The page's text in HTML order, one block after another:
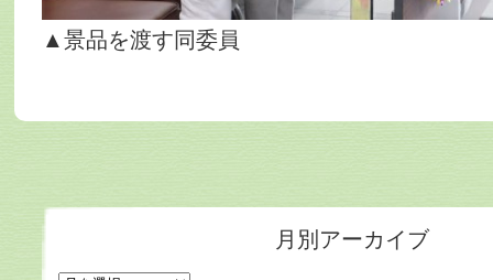
▲景品を渡す同委員
月別アーカイブ